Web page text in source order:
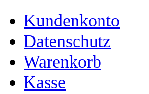
Kundenkonto
Datenschutz
Warenkorb
Kasse